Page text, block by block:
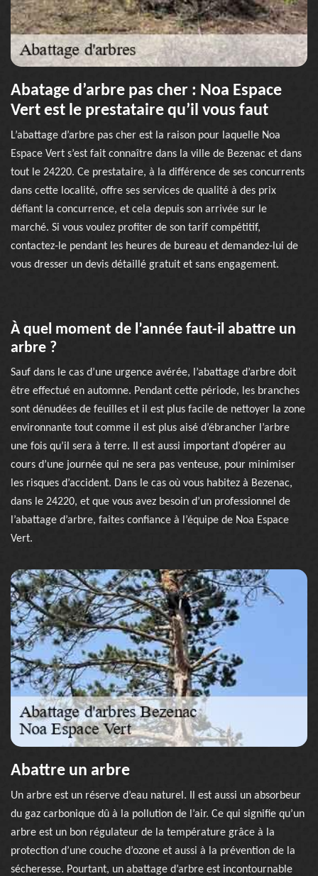
Abatage d’arbre pas cher : Noa Espace
Vert est le prestataire qu’il vous faut
L’abattage d’arbre pas cher est la raison pour laquelle Noa
Espace Vert s’est fait connaître dans la ville de Bezenac et dans
tout le 24220. Ce prestataire, à la différence de ses concurrents
dans cette localité, offre ses services de qualité à des prix
défiant la concurrence, et cela depuis son arrivée sur le
marché. Si vous voulez profiter de son tarif compétitif,
contactez-le pendant les heures de bureau et demandez-lui de
vous dresser un devis détaillé gratuit et sans engagement.
À quel moment de l’année faut-il abattre un
arbre ?
Sauf dans le cas d’une urgence avérée, l’abattage d’arbre doit
être effectué en automne. Pendant cette période, les branches
sont dénudées de feuilles et il est plus facile de nettoyer la zone
environnante tout comme il est plus aisé d’ébrancher l’arbre
une fois qu’il sera à terre. Il est aussi important d’opérer au
cours d’une journée qui ne sera pas venteuse, pour minimiser
les risques d’accident. Dans le cas où vous habitez à Bezenac,
dans le 24220, et que vous avez besoin d’un professionnel de
l’abattage d’arbre, faites confiance à l’équipe de Noa Espace
Vert.
Abattre un arbre
Un arbre est un réserve d’eau naturel. Il est aussi un absorbeur
du gaz carbonique dû à la pollution de l’air. Ce qui signifie qu’un
arbre est un bon régulateur de la température grâce à la
protection d’une couche d’ozone et aussi à la prévention de la
sécheresse. Pourtant, un abattage d’arbre est incontournable